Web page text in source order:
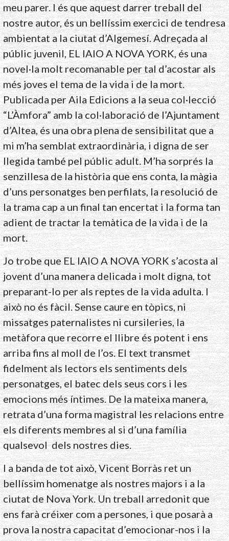
meu parer. I és que aquest darrer treball del
nostre autor, és un bellíssim exercici de tendresa
ambientat a la ciutat d’Algemesí. Adreçada al
públic juvenil, EL IAIO A NOVA YORK, és una
novel·la molt recomanable per tal d’acostar als
més joves el tema de la vida i de la mort.
Publicada per Aila Edicions a la seua col·lecció
“L’Àmfora” amb la col·laboració de l’Ajuntament
d’Altea, és una obra plena de sensibilitat que a
mi m’ha semblat extraordinària, i digna de ser
llegida també pel públic adult. M’ha sorprés la
senzillesa de la història que ens conta, la màgia
d’uns personatges ben perfilats, la resolució de
la trama cap a un final tan encertat i la forma tan
adient de tractar la temàtica de la vida i de la
mort.
Jo trobe que EL IAIO A NOVA YORK s’acosta al
jovent d’una manera delicada i molt digna, tot
preparant-lo per als reptes de la vida adulta. I
això no és fàcil. Sense caure en tòpics, ni
missatges paternalistes ni cursileries, la
metàfora que recorre el llibre és potent i ens
arriba fins al moll de l’os. El text transmet
fidelment als lectors els sentiments dels
personatges, el batec dels seus cors i les
emocions més íntimes. De la mateixa manera,
retrata d’una forma magistral les relacions entre
els diferents membres al si d’una família
qualsevol dels nostres dies.
I a banda de tot això, Vicent Borràs ret un
bellíssim homenatge als nostres majors i a la
ciutat de Nova York. Un treball arredonit que
ens farà créixer com a persones, i que posarà a
prova la nostra capacitat d’emocionar-nos i la